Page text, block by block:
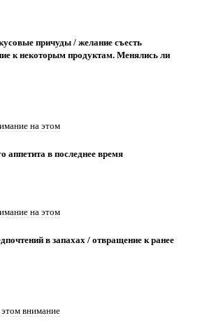
причуды / желание съесть
к некоторым продуктам. Менялись ли
на этом
в последнее время
на этом
в запахах / отвращение к ранее
этом внимание